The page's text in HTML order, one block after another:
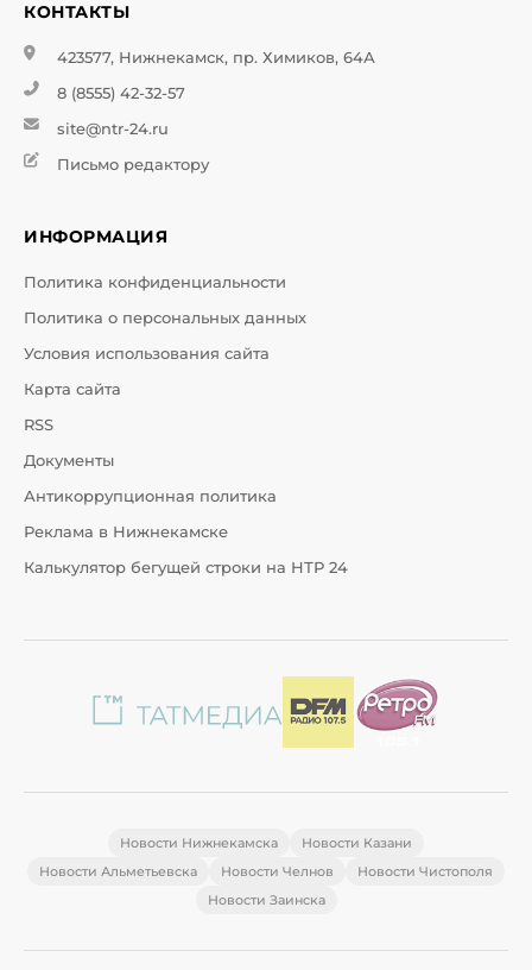
КОНТАКТЫ
423577, Нижнекамск, пр. Химиков, 64А
8 (8555) 42-32-57
site@ntr-24.ru
Письмо редактору
ИНФОРМАЦИЯ
Политика конфиденциальности
Политика о персональных данных
Условия использования сайта
Карта сайта
RSS
Документы
Антикоррупционная политика
Реклама в Нижнекамске
Калькулятор бегущей строки на НТР 24
Новости Нижнекамска
Новости Казани
Новости Альметьевска
Новости Челнов
Новости Чистополя
Новости Заинска